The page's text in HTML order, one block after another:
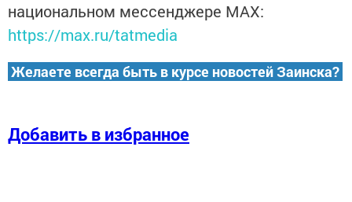
национальном мессенджере MАХ:
https://max.ru/tatmedia
Желаете всегда быть в курсе новостей Заинска?
Добавить в избранное